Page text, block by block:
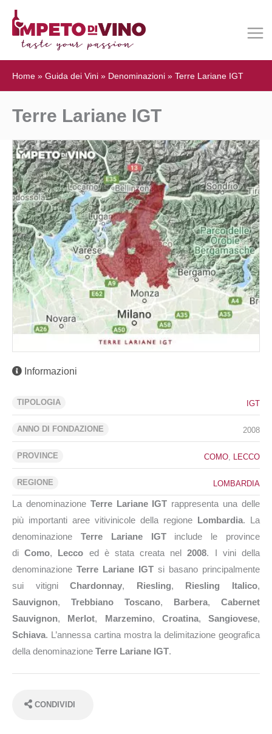
Home » Guida dei Vini » Denominazioni » Terre Lariane IGT
Terre Lariane IGT
Informazioni
TIPOLOGIA IGT
ANNO DI FONDAZIONE 2008
PROVINCE COMO, LECCO
REGIONE LOMBARDIA
La denominazione Terre Lariane IGT rappresenta una delle
più importanti aree vitivinicole della regione Lombardia. La
denominazione Terre Lariane IGTinclude le province
diComo, Lecco ed è stata creata nel2008. I vini della
denominazione Terre Lariane IGT si basano principalmente
sui vitigniChardonnay, Riesling, Riesling Italico,
Sauvignon, Trebbiano Toscano, Barbera, Cabernet
Sauvignon, Merlot, Marzemino, Croatina, Sangiovese,
Schiava. L’annessa cartina mostra la delimitazione geografica
della denominazione Terre Lariane IGT.
CONDIVIDI